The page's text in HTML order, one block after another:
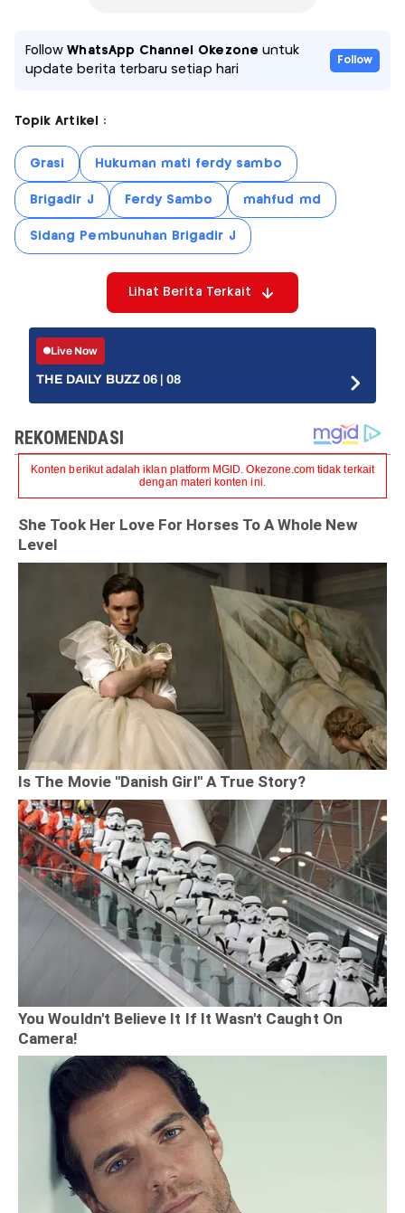
FollowWhatsApp Channel Okezone untuk
update berita terbaru setiap hari
Follow
Topik Artikel :
Grasi Hukuman mati ferdy sambo
Brigadir J Ferdy Sambo mahfud md
Sidang Pembunuhan Brigadir J
Lihat Berita Terkait
Live Now
THE DAILY BUZZ 06 | 08